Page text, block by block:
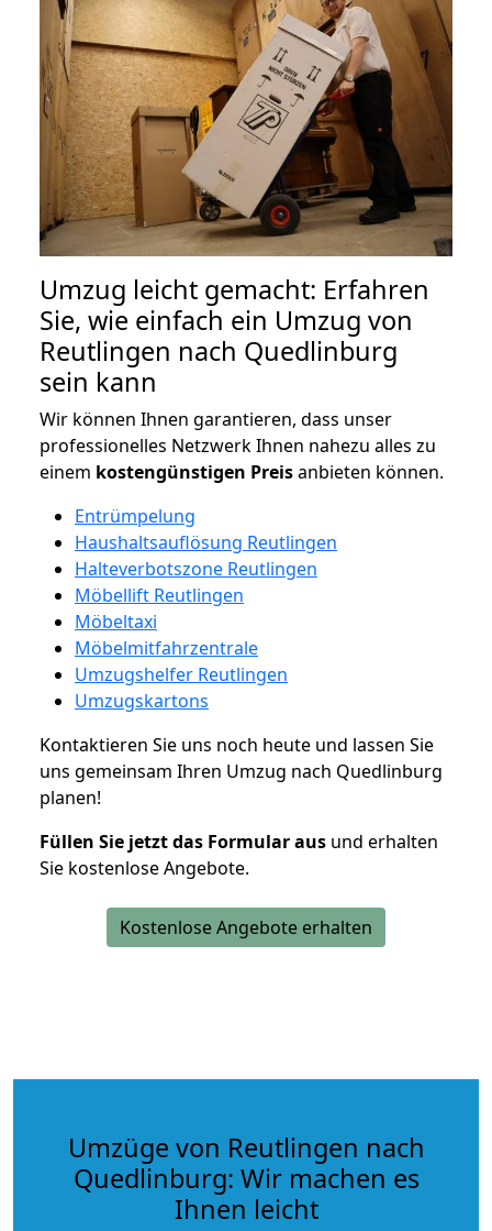
Umzug leicht gemacht: Erfahren
Sie, wie einfach ein Umzug von
Reutlingen nach Quedlinburg
sein kann
Wir können Ihnen garantieren, dass unser
professionelles Netzwerk Ihnen nahezu alles zu
einem kostengünstigen Preisanbieten können.
Entrümpelung
Haushaltsauflösung Reutlingen
Halteverbotszone Reutlingen
Möbellift Reutlingen
Möbeltaxi
Möbelmitfahrzentrale
Umzugshelfer Reutlingen
Umzugskartons
Kontaktieren Sie uns noch heute und lassen Sie
uns gemeinsam Ihren Umzug nach Quedlinburg
planen!
Füllen Sie jetzt das Formular aus und erhalten
Sie kostenlose Angebote.
Kostenlose Angebote erhalten
Umzüge von Reutlingen nach
Quedlinburg: Wir machen es
Ihnen leicht